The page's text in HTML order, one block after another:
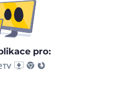
pro: